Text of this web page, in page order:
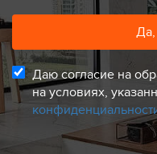
Даю согласие на
на условиях,